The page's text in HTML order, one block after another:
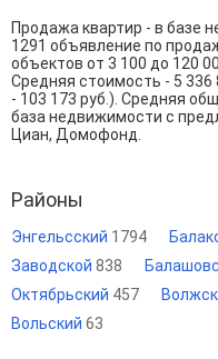
Продажа квартир - в базе
1291 объявление по
объектов от 3 100 до 120
Средняя стоимость - 5 336
- 103 173 руб.). Средняя
база недвижимости с
Циан, Домофонд.
Районы
Энгельсский 1794
Заводской 838
Октябрьский 457
Вольский 63